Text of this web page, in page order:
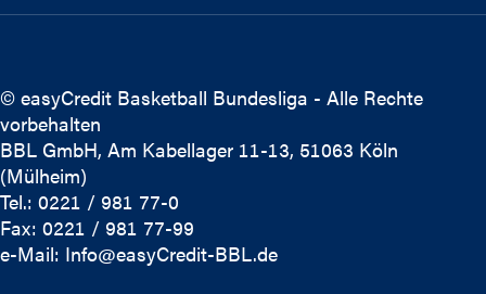
© easyCredit Basketball Bundesliga - Alle Rechte
vorbehalten
BBL GmbH, Am Kabellager 11-13, 51063 Köln
(Mülheim)
Tel.: 0221 / 981 77-0
Fax: 0221 / 981 77-99
e-Mail: Info@easyCredit-BBL.de